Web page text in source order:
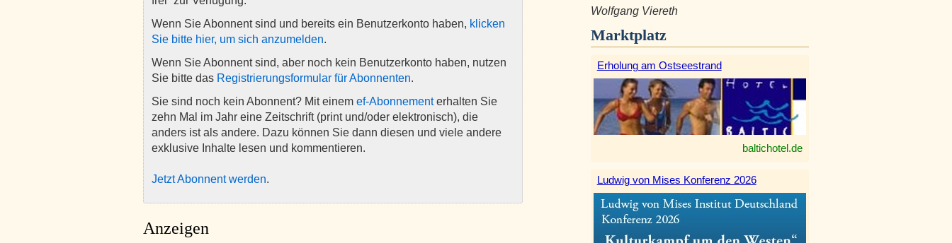
Wenn Sie Abonnent sind und bereits ein Benutzerkonto haben, klicken
Sie bitte hier, um sich anzumelden.
Wenn Sie Abonnent sind, aber noch kein Benutzerkonto haben, nutzen
Sie bitte das Registrierungsformular für Abonnenten.
Sie sind noch kein Abonnent? Mit einem ef-Abonnementerhalten Sie
zehn Mal im Jahr eine Zeitschrift (print und/oder elektronisch), die
anders ist als andere. Dazu können Sie dann diesen und viele andere
exklusive Inhalte lesen und kommentieren.
Jetzt Abonnent werden.
Anzeigen
Wolfgang Viereth
Marktplatz
Erholung am Ostseestrand
baltichotel.de
Ludwig von Mises Konferenz 2026